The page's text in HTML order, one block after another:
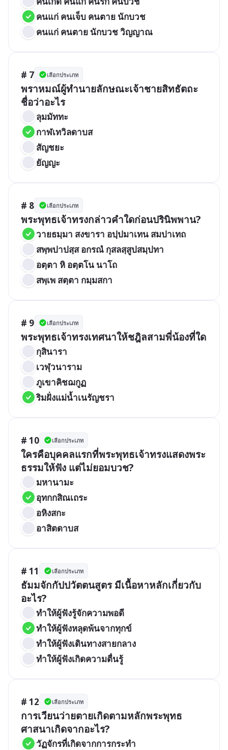
คนแก่ คนเจ็บ คนตาย นักบวช
คนแก่ คนตาย นักบวช วิญญาณ
# 7 เลือกประเภท
พราหมณ์ผู้ทำนายลักษณะเจ้าชายสิทธัตถะ
ชื่อว่าอะไร
ลุมมัททะ
กาฬเทวิลดาบส
สัญชยะ
ยัญญะ
# 8 เลือกประเภท
พระพุทธเจ้าทรงกล่าวคำใดก่อนปรินิพพาน?
วายธมฺมา สงขารา อปฺปมาเทน สมปาเทถ
สพฺพปาปสฺส อกรณํ กุสลสฺสูปสมฺปทา
อตฺตา หิ อตฺตโน นาโถ
สพฺเพ สตฺตา กมฺมสกา
# 9 เลือกประเภท
กุสินารา
เวฬุวนาราม
ภูเขาคิชฌกูฏ
ริมฝั่งแม่น้ำเนรัญชรา
# 10 เลือกประเภท
ใครคือบุคคลแรกที่พระพุทธเจ้าทรงแสดงพระ
ธรรมให้ฟัง แต่ไม่ยอมบวช?
มหานามะ
อุทกกสิณเถระ
อหิงสกะ
อาสิตดาบส
# 11 เลือกประเภท
ธัมมจักกัปปวัตตนสูตร มีเนื้อหาหลักเกี่ยวกับ
อะไร?
ทำให้ผู้ฟังรู้จักความพอดี
ทำให้ผู้ฟังหลุดพ้นจากทุกข์
ทำให้ผู้ฟังเดินทางสายกลาง
ทำให้ผู้ฟังเกิดความตื่นรู้
# 12 เลือกประเภท
การเวียนว่ายตายเกิดตามหลักพระพุทธ
ศาสนาเกิดจากอะไร?
วัฏจักรที่เกิดจากการกระทำ